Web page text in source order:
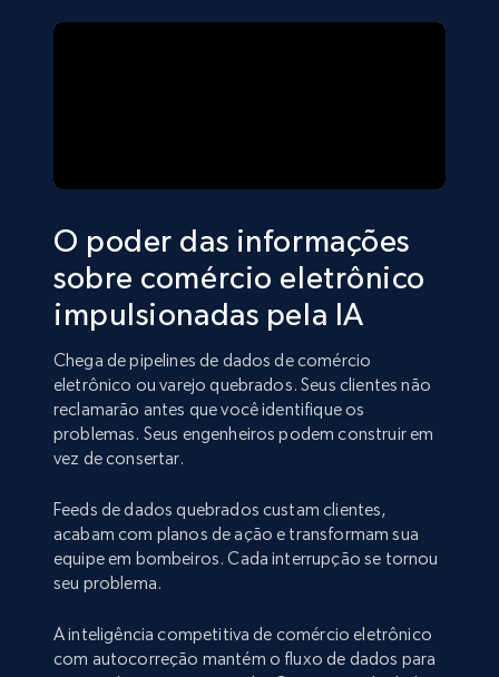
O poder das informações
sobre comércio eletrônico
impulsionadas pela IA
Chega de pipelines de dados de comércio
eletrônico ou varejo quebrados. Seus clientes não
reclamarão antes que você identifique os
problemas. Seus engenheiros podem construir em
vez de consertar.
Feeds de dados quebrados custam clientes,
acabam com planos de ação e transformam sua
equipe em bombeiros. Cada interrupção se tornou
seu problema.
A inteligência competitiva de comércio eletrônico
com autocorreção mantém o fluxo de dados para